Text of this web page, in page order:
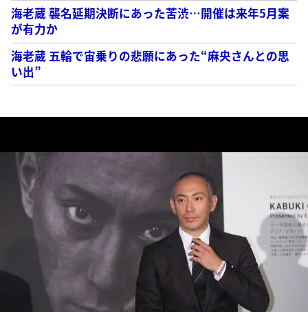
海老蔵 襲名延期決断にあった苦渋…開催は来年5月案
が有力か
海老蔵 五輪で宙乗りの悲願にあった“麻央さんとの思
い出”